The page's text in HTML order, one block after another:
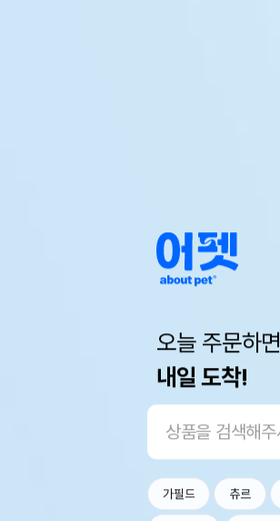
오늘 주문하면
내일 도착!
가필드 츄르